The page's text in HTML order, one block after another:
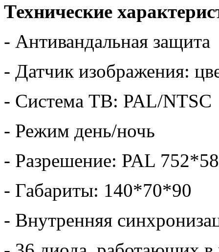
Технические
- Антивандальная защита
- Датчик изображения:
- Система ТВ: PAL/NTSC
- Режим день/ночь
- Разрешение: PAL
- Габариты: 140*70*90
- Внутренняя